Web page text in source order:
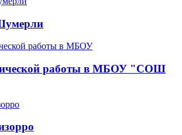
работы в МБОУ "СОШ